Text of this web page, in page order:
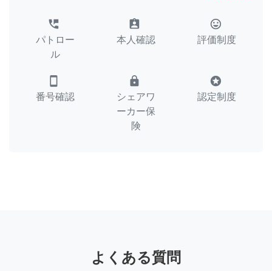
perm_phone_msg
パトロー
ル
assignment_ind
本人確認
tag_faces
評価制度
smartphone
番号確認
lock
シェアワ
ーカー保
険
stars
認定制度
よくある質問